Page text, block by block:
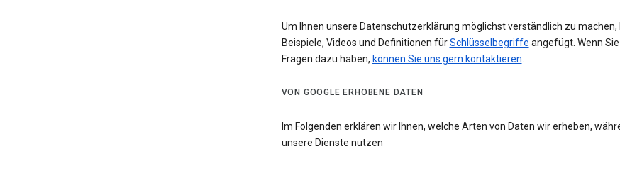
Um Ihnen unsere Datenschutzerklärung möglichst verständlich zu machen,
Beispiele, Videos und Definitionen fürSchlüsselbegriffe angefügt. Wenn
Fragen dazu haben, können Sie uns gern kontaktieren.
VON GOOGLE ERHOBENE DATEN
Im Folgenden erklären wir Ihnen, welche Arten von Daten wir erheben,
unsere Dienste nutzen